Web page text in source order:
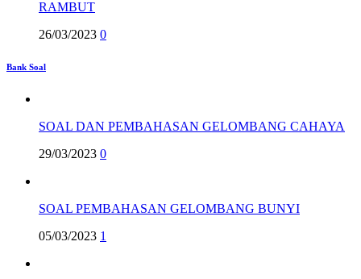
RAMBUT
26/03/2023 0
Bank Soal
SOAL DAN PEMBAHASAN GELOMBANG CAHAYA
29/03/2023 0
SOAL PEMBAHASAN GELOMBANG BUNYI
05/03/2023 1